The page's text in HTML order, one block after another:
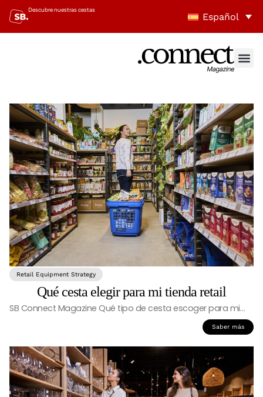
Descubre nuestras cestas
Español
Retail Equipment Strategy
Qué cesta elegir para mi tienda retail
SB Connect Magazine Qué tipo de cesta escoger para mi…
Saber más